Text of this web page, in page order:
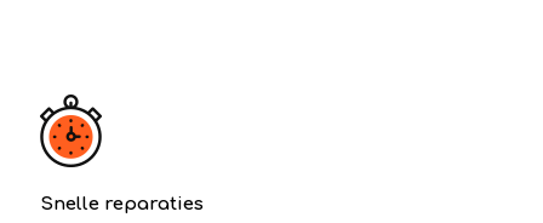
Snelle reparaties